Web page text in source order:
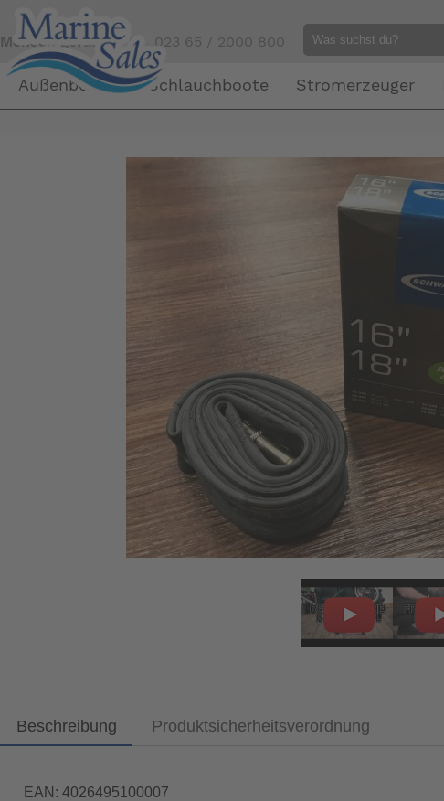
Mensch gefällig?Tel. 023 65 / 2000 800
Außenborder Schlauchboote Stromerzeuger
Beschreibung Produktsicherheitsverordnung
EAN: 4026495100007